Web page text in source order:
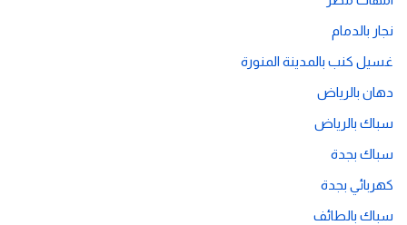
نجار بالدمام
غسيل كنب بالمدينة المنورة
دهان بالرياض
سباك بالرياض
سباك بجدة
كهربائي بجدة
سباك بالطائف